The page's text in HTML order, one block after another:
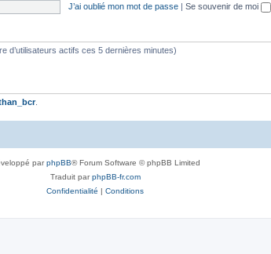
J’ai oublié mon mot de passe | Se souvenir de moi
d’utilisateurs actifs ces 5 dernières minutes)
.
parphpBB® Forum Software © phpBB Limited
Traduit parphpBB-fr.com
Confidentialité | Conditions